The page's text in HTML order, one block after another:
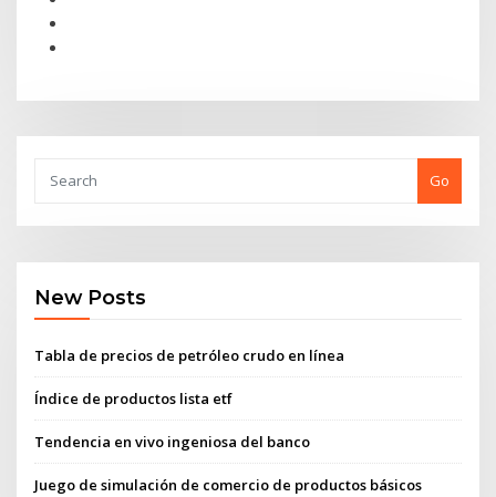
Go
New Posts
Tabla de precios de petróleo crudo en línea
Índice de productos lista etf
Tendencia en vivo ingeniosa del banco
Juego de simulación de comercio de productos básicos